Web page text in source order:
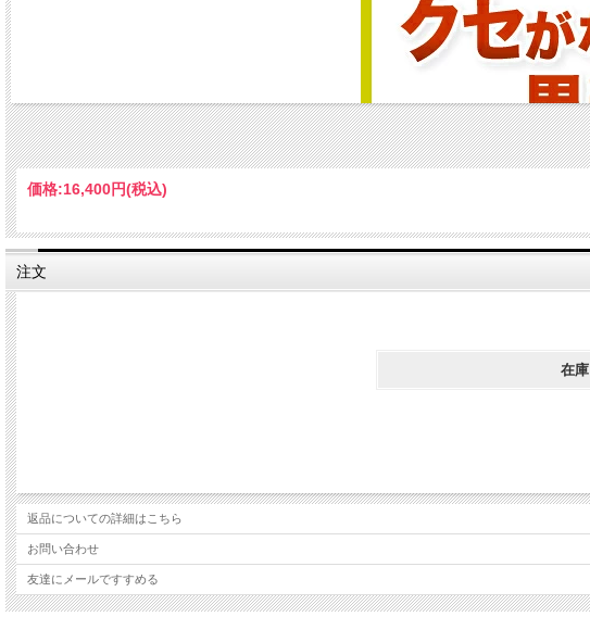
価格:16,400円(税込)
注文
在庫
返品についての詳細はこちら
お問い合わせ
友達にメールですすめる